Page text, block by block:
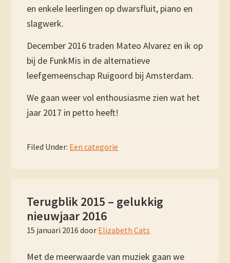
en enkele leerlingen op dwarsfluit, piano en
slagwerk.
December 2016 traden Mateo Alvarez en ik op
bij de FunkMis in de alternatieve
leefgemeenschap Ruigoord bij Amsterdam.
We gaan weer vol enthousiasme zien wat het
jaar 2017 in petto heeft!
Filed Under: Een categorie
Terugblik 2015 – gelukkig
nieuwjaar 2016
15 januari 2016 door Elizabeth Cats
Met de meerwaarde van muziek gaan we